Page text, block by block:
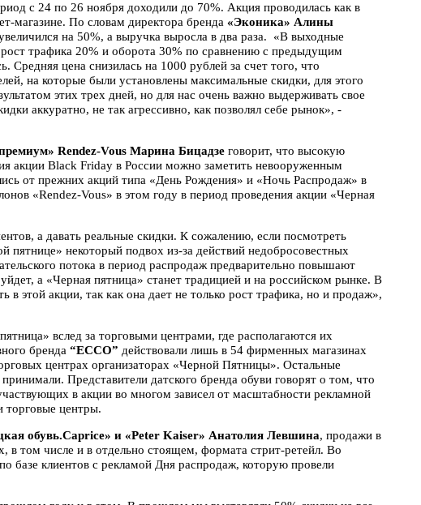
с 24 по 26 ноября доходили до 70%. Акция проводилась как в
магазине. По словам директора бренда «Эконика» Алины
на 50%, а выручка выросла в два раза. «В выходные
трафика 20% и оборота 30% по сравнению с предыдущим
Средняя цена снизилась на 1000 рублей за счет того, что
на которые были установлены максимальные скидки, для этого
этих трех дней, но для нас очень важно выдерживать свое
аккуратно, не так агрессивно, как позволял себе рынок», -
Rendez-Vous Марина Бицадзе говорит, что высокую
акции Black Friday в России можно заметить невооруженным
от прежних акций типа «День Рождения» и «Ночь Распродаж» в
«Rendez-Vous» в этом году в период проведения акции «Черная
а давать реальные скидки. К сожалению, если посмотреть
пятнице» некоторый подвох из-за действий недобросовестных
потока в период распродаж предварительно повышают
а «Черная пятница» станет традицией и на российском рынке. В
этой акции, так как она дает не только рост трафика, но и продаж»,
вслед за торговыми центрами, где располагаются их
бренда “ЕССО” действовали лишь в 54 фирменных магазинах
центрах организаторах «Черной Пятницы». Остальные
Представители датского бренда обуви говорят о том, что
в акции во многом зависел от масштабности рекламной
торговые центры.
обувь.Caprice» и «Peter Kaiser» Анатолия Левшина, продажи в
в том числе и в отдельно стоящем, формата стрит-ретейл. Во
базе клиентов с рекламой Дня распродаж, которую провели